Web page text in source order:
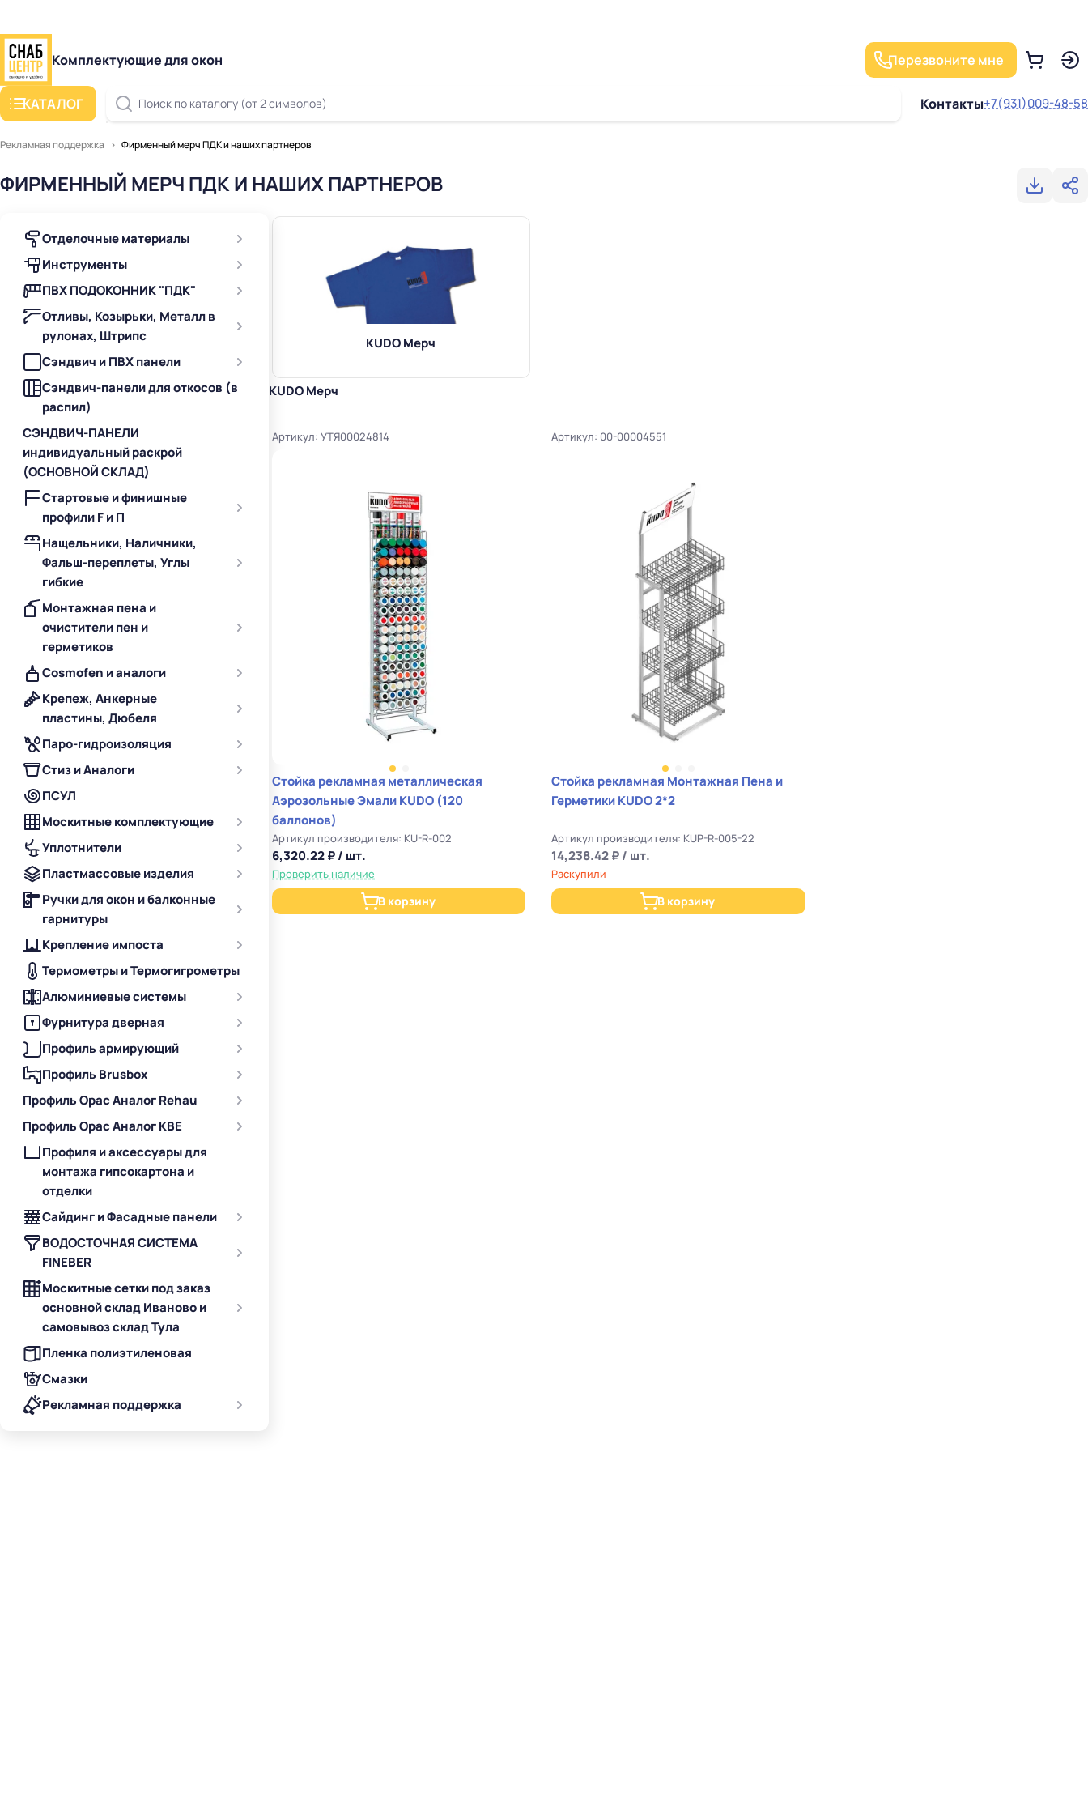
Комплектующие для окон Перезвоните мне
КАТАЛОГ Поиск по каталогу (от 2 символов) Контакты+7(931)009-48-58
Рекламная поддержка Фирменный мерч ПДК и наших партнеров
ФИРМЕННЫЙ МЕРЧ ПДК И НАШИХ ПАРТНЕРОВ
Отделочные материалы
Инструменты
ПВХ ПОДОКОННИК "ПДК"
Отливы, Козырьки, Металл в
рулонах, Штрипс
Сэндвич и ПВХ панели
Сэндвич-панели для откосов (в
распил)
СЭНДВИЧ-ПАНЕЛИ
индивидуальный раскрой
(ОСНОВНОЙ СКЛАД)
Стартовые и финишные
профили F и П
Нащельники, Наличники,
Фальш-переплеты, Углы
гибкие
Монтажная пена и
очистители пен и
герметиков
Cosmofen и аналоги
Крепеж, Анкерные
пластины, Дюбеля
Паро-гидроизоляция
Стиз и Аналоги
ПСУЛ
Москитные комплектующие
Уплотнители
Пластмассовые изделия
Ручки для окон и балконные
гарнитуры
Крепление импоста
Термометры и Термогигрометры
Алюминиевые системы
Фурнитура дверная
Профиль армирующий
Профиль Brusbox
Профиль Орас Аналог Rehau
Профиль Орас Аналог KBE
Профиля и аксессуары для
монтажа гипсокартона и
отделки
Сайдинг и Фасадные панели
ВОДОСТОЧНАЯ СИСТЕМА
FINEBER
Москитные сетки под заказ
основной склад Иваново и
самовывоз склад Тула
Пленка полиэтиленовая
Смазки
Рекламная поддержка
KUDO Мерч
KUDO Мерч
Артикул: УТЯ00024814
Стойка рекламная металлическая
Аэрозольные Эмали KUDO (120
баллонов)
Артикул производителя: KU-R-002
6,320.22 ₽ / шт.
Проверить наличие
В корзину
Артикул: 00-00004551
Стойка рекламная Монтажная Пена и
Герметики KUDO 2*2
Артикул производителя: KUP-R-005-22
14,238.42 ₽ / шт.
Раскупили
В корзину